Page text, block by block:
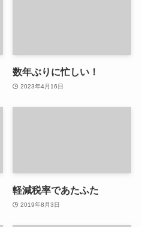
数年ぶりに忙しい！
2023年4月16日
軽減税率であたふた
2019年8月3日